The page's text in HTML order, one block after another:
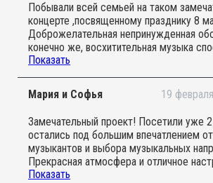
Побывали всей семьей на таком
концерте ,посвященному празднику 8
Доброжелательная непринужденная
конечно же, восхитительная музыка
созданию атмосферы праздника и
удивительный мир классической
огромную массу заряда и
глаза моего ребенка светились
то, что , дочка не сидела на месте ни
организаторам и музыкантам за такую
возможность прикоснуться к
вместе с детьми.
Показать
Мария и Софья 19
Замечательный проект! Посетили уже 2
остались под большим впечатлением
музыкантов и выбора музыкальных
Прекрасная атмосфера и отличное
детишек и их родителей!
Показать